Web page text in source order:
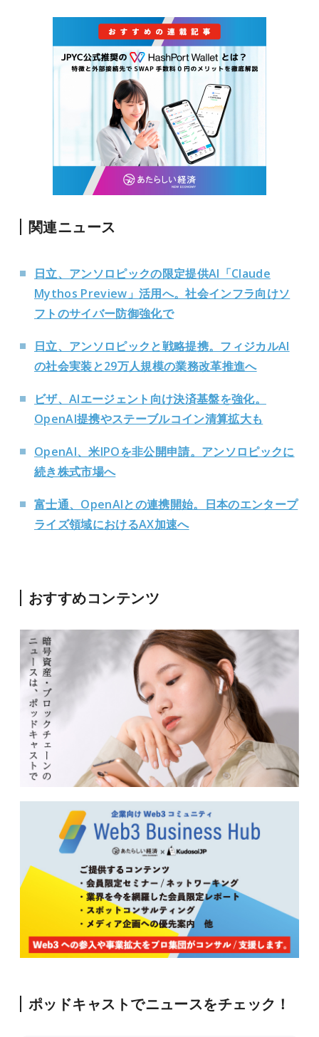
関連ニュース
日立、アンソロピックの限定提供AI「Claude
Mythos Preview」活用へ。社会インフラ向けソ
フトのサイバー防御強化で
日立、アンソロピックと戦略提携。フィジカルAI
の社会実装と29万人規模の業務改革推進へ
ビザ、AIエージェント向け決済基盤を強化。
OpenAI提携やステーブルコイン清算拡大も
OpenAI、米IPOを非公開申請。アンソロピックに
続き株式市場へ
富士通、OpenAIとの連携開始。日本のエンタープ
ライズ領域におけるAX加速へ
おすすめコンテンツ
ポッドキャストでニュースをチェック！